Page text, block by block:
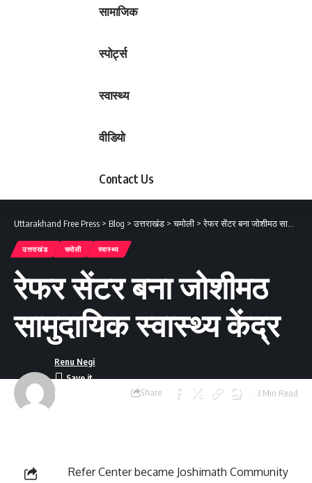
सामाजिक
स्पोर्ट्स
स्वास्थ्य
वीडियो
Contact Us
Uttarakhand Free Press > Blog >उत्तराखंड >चमोली >रेफर सेंटर बना जोशीमठ सामुदायिक स्वास्थ्य केंद्र
उत्तराखंड चमोली स्वास्थ्य
रेफर सेंटर बना जोशीमठ
सामुदायिक स्वास्थ्य केंद्र
Last updated:
Renu Negi
Share 3 Min Read
Refer Center became Joshimath Community